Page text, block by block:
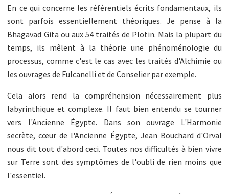
En ce qui concerne les référentiels écrits fondamentaux, ils
sont parfois essentiellement théoriques. Je pense à la
Bhagavad Gita ou aux 54 traités de Plotin. Mais la plupart du
temps, ils mêlent à la théorie une phénoménologie du
processus, comme c'est le cas avec les traités d'Alchimie ou
les ouvrages de Fulcanelli et de Conselier par exemple.
Cela alors rend la compréhension nécessairement plus
labyrinthique et complexe. Il faut bien entendu se tourner
vers l'Ancienne Égypte. Dans son ouvrage L'Harmonie
secrète, cœur de l'Ancienne Égypte, Jean Bouchard d'Orval
nous dit tout d'abord ceci. Toutes nos difficultés à bien vivre
sur Terre sont des symptômes de l'oubli de rien moins que
l'essentiel.